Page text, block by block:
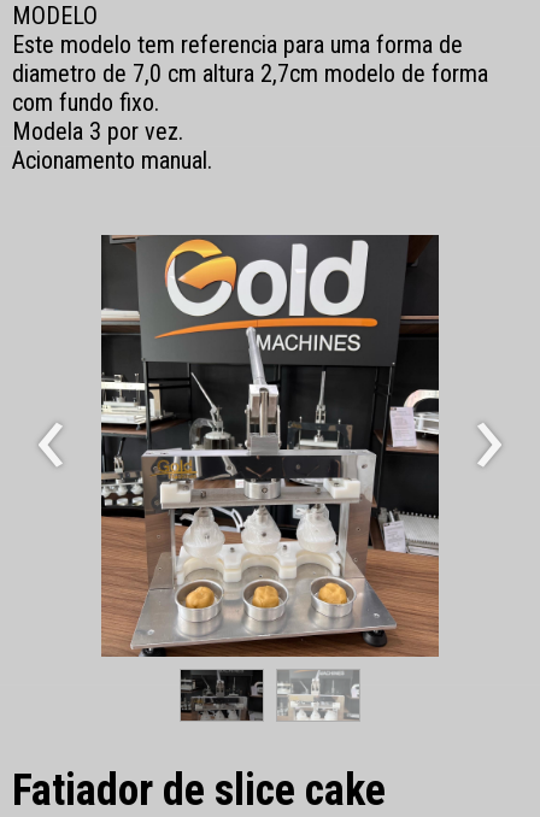
MODELO
Este modelo tem referencia para uma forma de
diametro de 7,0 cm altura 2,7cm modelo de forma
com fundo fixo.
Modela 3 por vez.
Acionamento manual.
‹ ›
Fatiador de slice cake